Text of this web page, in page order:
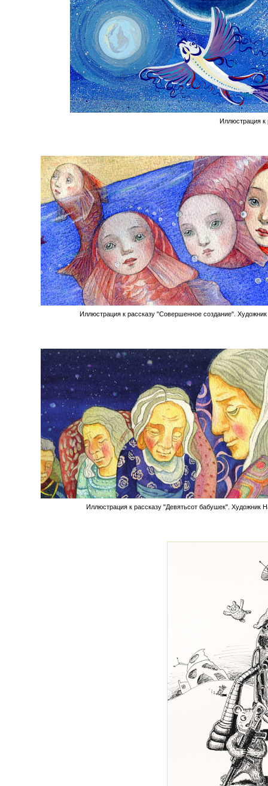
Иллюстрация к
Иллюстрация к рассказу "Совершенное создание".
Иллюстрация к рассказу "Девятьсот бабушек". Художник